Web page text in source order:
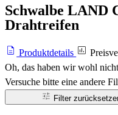
Schwalbe LAND
Drahtreifen
Produktdetails
Oh, das haben wir wohl nicht
Versuche bitte eine andere
Filter